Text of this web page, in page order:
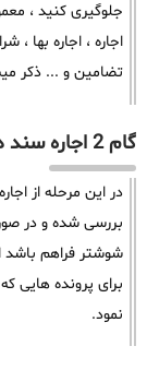
جلوگیری کنید ،
اجاره ، اجاره بها
تضامین و ... ذکر
گام 2 اجاره سند در شوشتر (بررسی پرونده)
در این مرحله از
بررسی شده و در
شوشتر فراهم باشد
برای پرونده هایی
نمود.